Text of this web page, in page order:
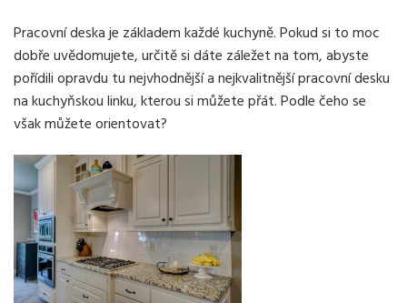
Pracovní deska je základem každé kuchyně. Pokud si to moc
dobře uvědomujete, určitě si dáte záležet na tom, abyste
pořídili opravdu tu nejvhodnější a nejkvalitnějšípracovní desku
na kuchyňskou linku, kterou si můžete přát. Podle čeho se
však můžete orientovat?